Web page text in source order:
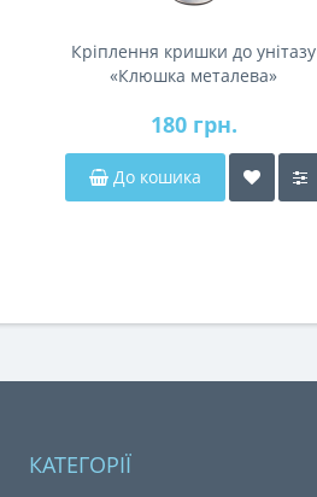
Кріплення кришки до унітазу
«Клюшка металева»
180 грн.
До кошика
КАТЕГОРІЇ